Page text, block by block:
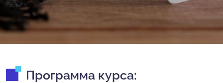
Программа курса: